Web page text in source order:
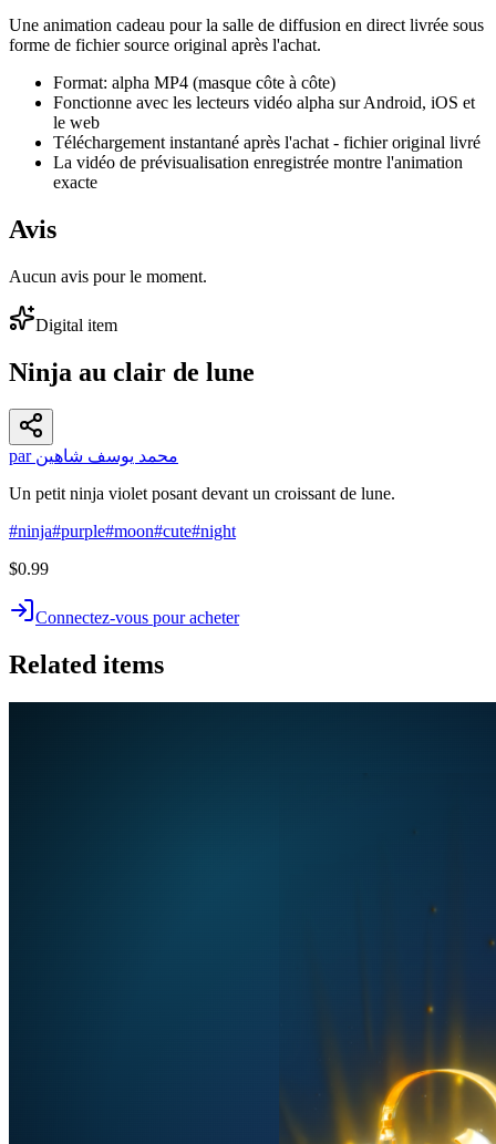
Une animation cadeau pour la salle de diffusion en direct livrée sous
forme de fichier source original après l'achat.
Format: alpha MP4 (masque côte à côte)
Fonctionne avec les lecteurs vidéo alpha sur Android, iOS et
le web
Téléchargement instantané après l'achat - fichier original livré
La vidéo de prévisualisation enregistrée montre l'animation
exacte
Avis
Aucun avis pour le moment.
Digital item
Ninja au clair de lune
par محمد يوسف شاهين
Un petit ninja violet posant devant un croissant de lune.
#ninja#purple#moon#cute#night
$0.99
Connectez-vous pour acheter
Related items